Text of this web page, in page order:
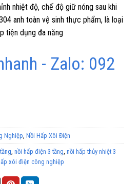
nhiệt độ, chế độ giữ nóng sau khi
anh toàn vệ sinh thực phẩm, là loại
tiện dụng đa năng
- Zalo: 092
Nghiệp Nồi Hấp Xôi Điện
nồi hấp điện 3 tầng nồi hấp thủy nhiệt 3
xôi điện công nghiệp